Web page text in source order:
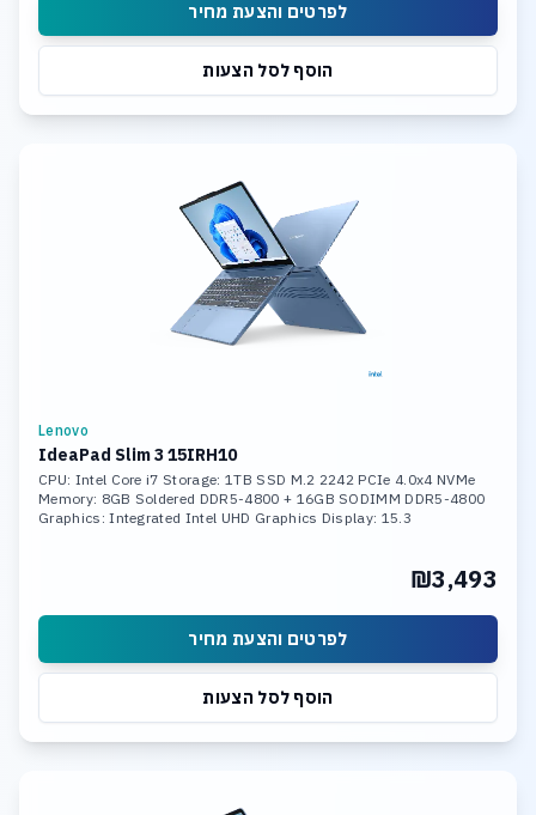
לפרטים והצעת מחיר
הוסף לסל הצעות
Lenovo
IdeaPad Slim 3 15IRH10
CPU: Intel Core i7 Storage: 1TB SSD M.2 2242 PCIe 4.0x4 NVMe
Memory: 8GB Soldered DDR5-4800 + 16GB SODIMM DDR5-4800
Graphics: Integrated Intel UHD Graphics Display: 15.3
₪3,493
לפרטים והצעת מחיר
הוסף לסל הצעות